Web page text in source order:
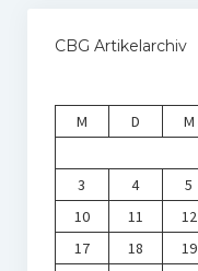
CBG Artikelarchiv
M
D M
3
4 5
10
11 12
17
18 19